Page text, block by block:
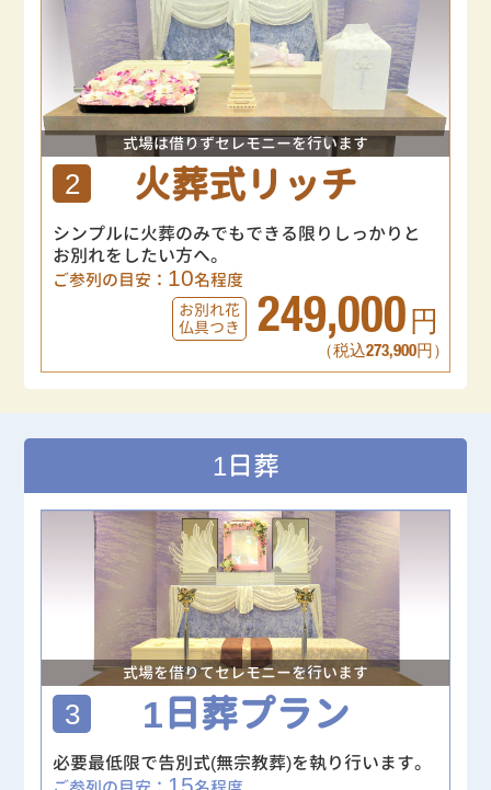
式場は借りずセレモニーを行います
2 火葬式リッチ
シンプルに火葬のみでもできる限りしっかりと
お別れをしたい方へ。
ご参列の目安： 10名程度
お別れ花
仏具つき
249,000 円
（税込273,900円）
1日葬
式場を借りてセレモニーを行います
3 1日葬プラン
必要最低限で告別式(無宗教葬)を執り行います。